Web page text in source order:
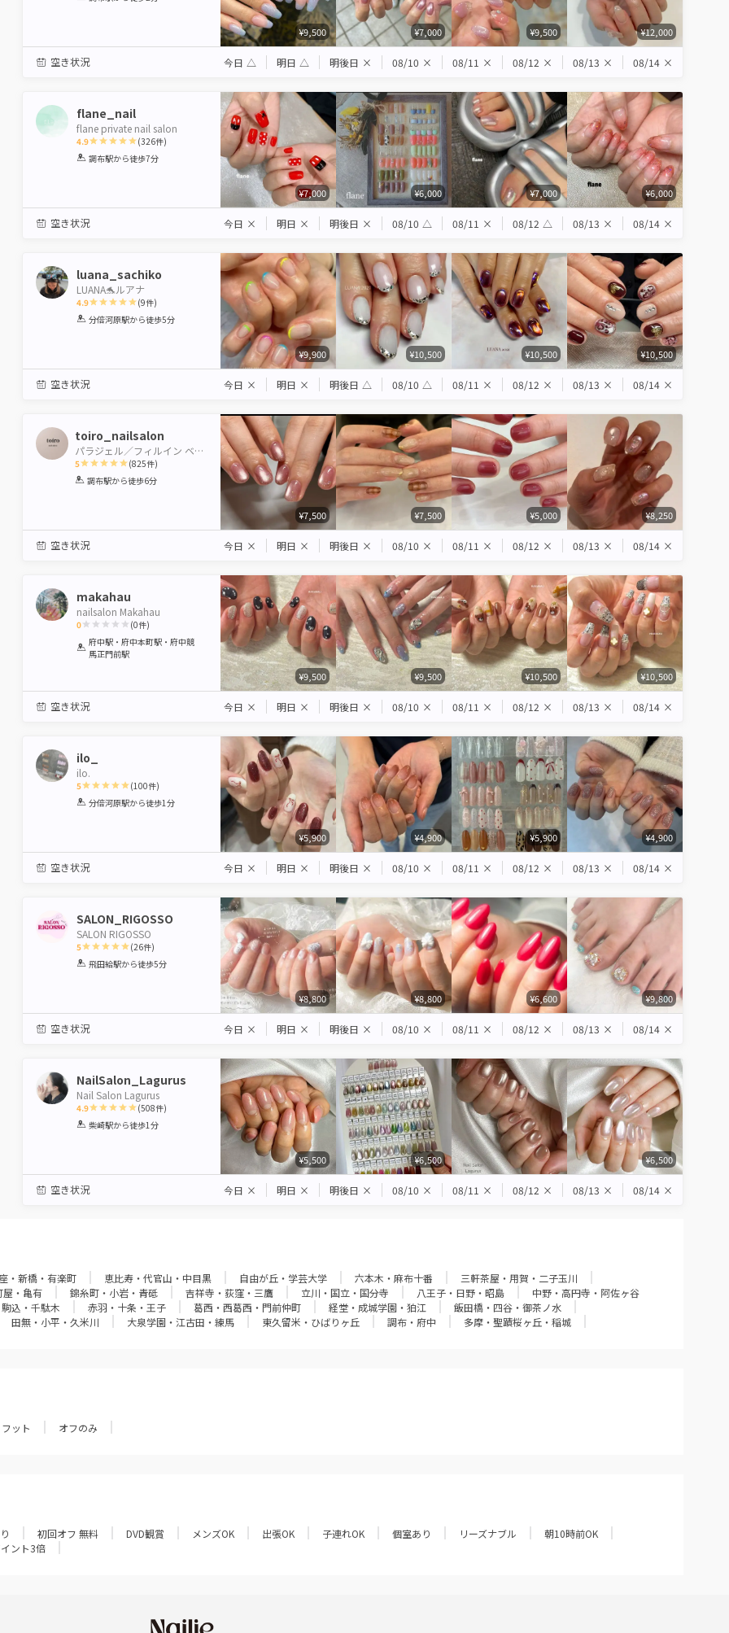
¥9,500 ¥7,000 ¥9,500 ¥12,000
空き状況 今日 △ 明日 △ 明後日 × 08/10 × 08/11 × 08/12 × 08/13 × 08/14 ×
flane_nail
flane private nail salon
4.9
1 2 3 4 5
(326件)
調布駅から徒歩7分
¥7,000 ¥6,000 ¥7,000 ¥6,000
空き状況 今日 × 明日 × 明後日 × 08/10 △ 08/11 × 08/12 △ 08/13 × 08/14 ×
luana_sachiko
LUANA🐬ルアナ
4.9
1 2 3 4 5
(9件)
分倍河原駅から徒歩5分
¥9,900 ¥10,500 ¥10,500 ¥10,500
空き状況 今日 × 明日 × 明後日 △ 08/10 △ 08/11 × 08/12 × 08/13 × 08/14 ×
toiro_nailsalon
パラジェル／フィルイン ベース一層残し
5
1 2 3 4 5
(825件)
調布駅から徒歩6分
¥7,500 ¥7,500 ¥5,000 ¥8,250
空き状況 今日 × 明日 × 明後日 × 08/10 × 08/11 × 08/12 × 08/13 × 08/14 ×
makahau
nailsalon Makahau
0
1
Star
2
Stars
3
Stars
4
Stars
5
Stars
(0件)
府中駅・府中本町駅・府中競
馬正門前駅
¥9,500 ¥9,500 ¥10,500 ¥10,500
空き状況 今日 × 明日 × 明後日 × 08/10 × 08/11 × 08/12 × 08/13 × 08/14 ×
ilo_
ilo.
5
1 2 3 4 5
(100件)
分倍河原駅から徒歩1分
¥5,900 ¥4,900 ¥5,900 ¥4,900
空き状況 今日 × 明日 × 明後日 × 08/10 × 08/11 × 08/12 × 08/13 × 08/14 ×
SALON_RIGOSSO
SALON RIGOSSO
5
1 2 3 4 5
(26件)
飛田給駅から徒歩5分
¥8,800 ¥8,800 ¥6,600 ¥9,800
空き状況 今日 × 明日 × 明後日 × 08/10 × 08/11 × 08/12 × 08/13 × 08/14 ×
NailSalon_Lagurus
Nail Salon Lagurus
4.9
1 2 3 4 5
(508件)
柴崎駅から徒歩1分
¥5,500 ¥6,500 ¥6,500
空き状況 今日 × 明日 × 明後日 × 08/10 × 08/11 × 08/12 × 08/13 × 08/14 ×
・新橋・有楽町 恵比寿・代官山・中目黒 自由が丘・学芸大学 六本木・麻布十番
三軒茶屋・用賀・二子玉川
屋・亀有 錦糸町・小岩・青砥 吉祥寺・荻窪・三鷹 立川・国立・国分寺 八王子・日野・昭島
中野・高円寺・阿佐ヶ谷
込・千駄木 赤羽・十条・王子 葛西・西葛西・門前仲町 経堂・成城学園・狛江
飯田橋・四谷・御茶ノ水
田無・小平・久米川 大泉学園・江古田・練馬 東久留米・ひばりヶ丘 調布・府中 多摩・聖蹟桜ヶ丘・稲城
フット オフのみ
初回オフ 無料 DVD観賞 メンズOK 出張OK 子連れOK 個室あり リーズナブル
朝10時前OK
ント3倍